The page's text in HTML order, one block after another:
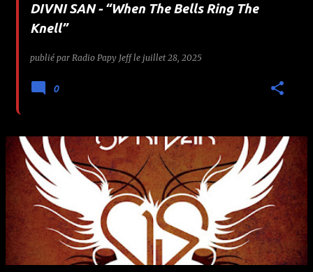
DIVNI SAN - “When The Bells Ring The
Knell”
publié par Radio Papy Jeff le juillet 28, 2025
0